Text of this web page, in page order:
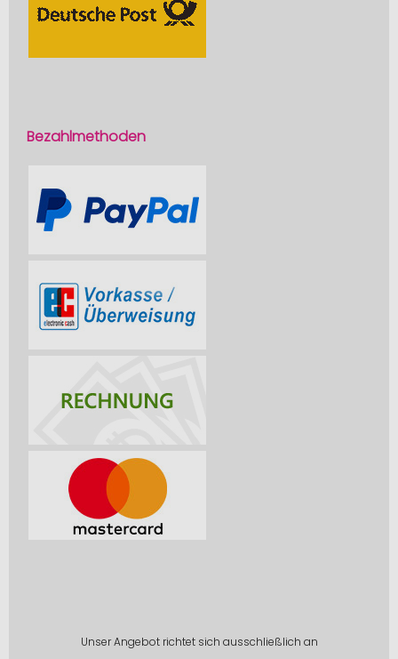
Bezahlmethoden
Unser Angebot richtet sich ausschließlich an